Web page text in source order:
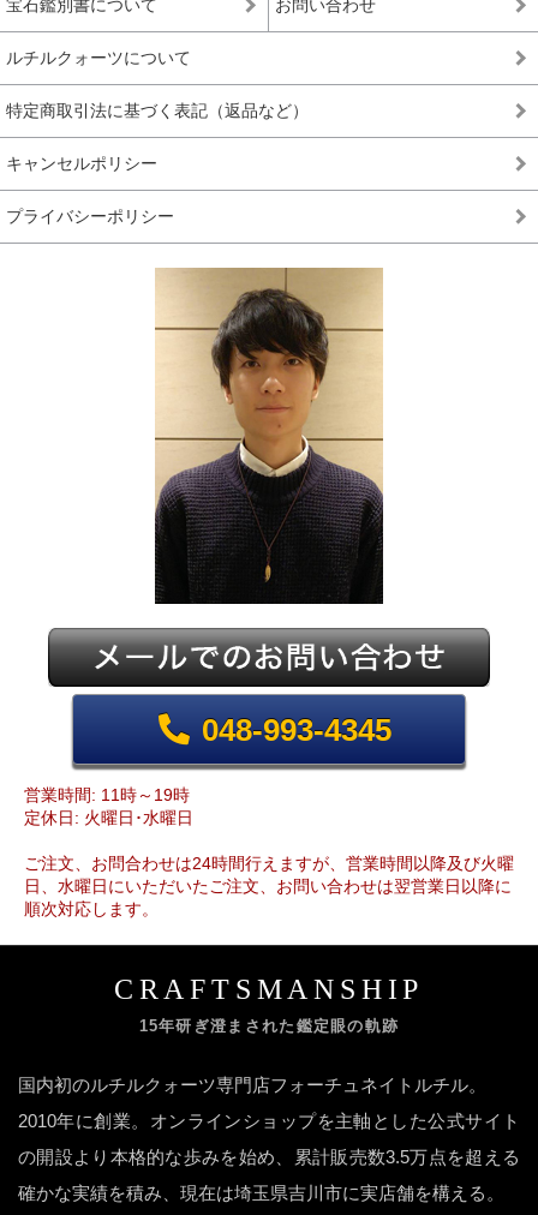
宝石鑑別書について お問い合わせ
ルチルクォーツについて
特定商取引法に基づく表記（返品など）
キャンセルポリシー
プライバシーポリシー
048-993-4345
営業時間: 11時～19時
定休日: 火曜日･水曜日
ご注文、お問合わせは24時間行えますが、営業時間以降及び火曜
日、水曜日にいただいたご注文、お問い合わせは翌営業日以降に
順次対応します。
CRAFTSMANSHIP
15年研ぎ澄まされた鑑定眼の軌跡
国内初のルチルクォーツ専門店フォーチュネイトルチル。
2010年に創業。オンラインショップを主軸とした公式サイト
の開設より本格的な歩みを始め、累計販売数3.5万点を超える
確かな実績を積み、現在は埼玉県吉川市に実店舗を構える。